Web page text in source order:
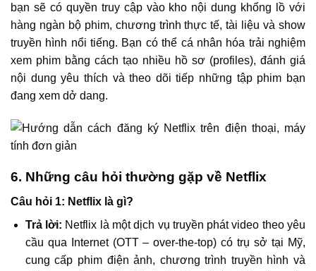
bạn sẽ có quyền truy cập vào kho nội dung khổng lồ với
hàng ngàn bộ phim, chương trình thực tế, tài liệu và show
truyền hình nổi tiếng. Bạn có thể cá nhân hóa trải nghiệm
xem phim bằng cách tạo nhiều hồ sơ (profiles), đánh giá
nội dung yêu thích và theo dõi tiếp những tập phim bạn
đang xem dở dang.
6. Những câu hỏi thường gặp về Netflix
Câu hỏi 1: Netflix là gì?
Trả lời: Netflix là một dịch vụ truyền phát video theo yêu
cầu qua Internet (OTT – over‑the‑top) có trụ sở tại Mỹ,
cung cấp phim điện ảnh, chương trình truyền hình và